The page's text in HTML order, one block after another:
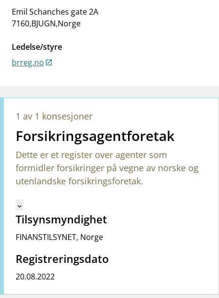
work_outlineJobb hos oss
dashboardInformasjon for investorer
notifications_noneAbonner på nyhetsvarsel
Emil Schanches gate 2A
7160,BJUGN,Norge
Ledelse/styre
brreg.no
1 av 1 konsesjoner
Forsikringsagentforetak
Dette er et register over agenter som
formidler forsikringer på vegne av norske og
utenlandske forsikringsforetak.
Mangler tekst for vreg.ShowMoreInformation (no)
keyboard_arrow_down
Tilsynsmyndighet
FINANSTILSYNET, Norge
Registreringsdato
20.08.2022